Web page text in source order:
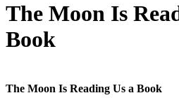
The Moon Is
Book
The Moon Is Reading Us a Book